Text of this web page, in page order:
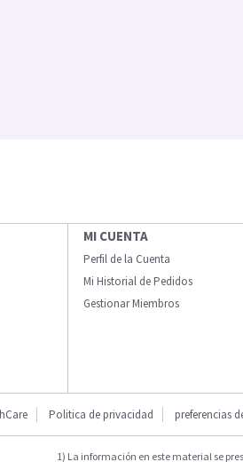
MI CUENTA
Perfil de la Cuenta
Mi Historial de Pedidos
Gestionar Miembros
Politica de privacidad preferencias
1) La información en este material se